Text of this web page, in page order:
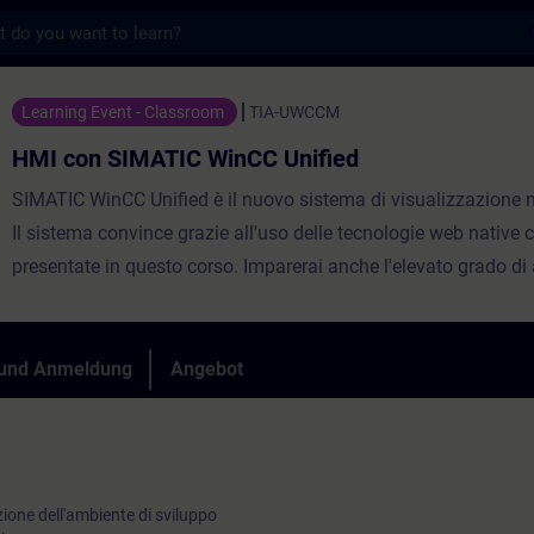
WinCC Unified - Training - Schulung -
Learning Event - Classroom TIA-UWCCM
HMI con SIMATIC WinCC Unified
SIMATIC WinCC Unified è il nuovo sistema di visualizzazione
Il sistema convince grazie all'uso delle tecnologie web native
presentate in questo corso. Imparerai anche l'elevato grado di
personale delle prestazioni dei nuovi dispositivi.Ti verranno
basi fondamentali e le diverse possibilità di configurazione.
Anmeldung Angebot
dell'ambiente di sviluppo